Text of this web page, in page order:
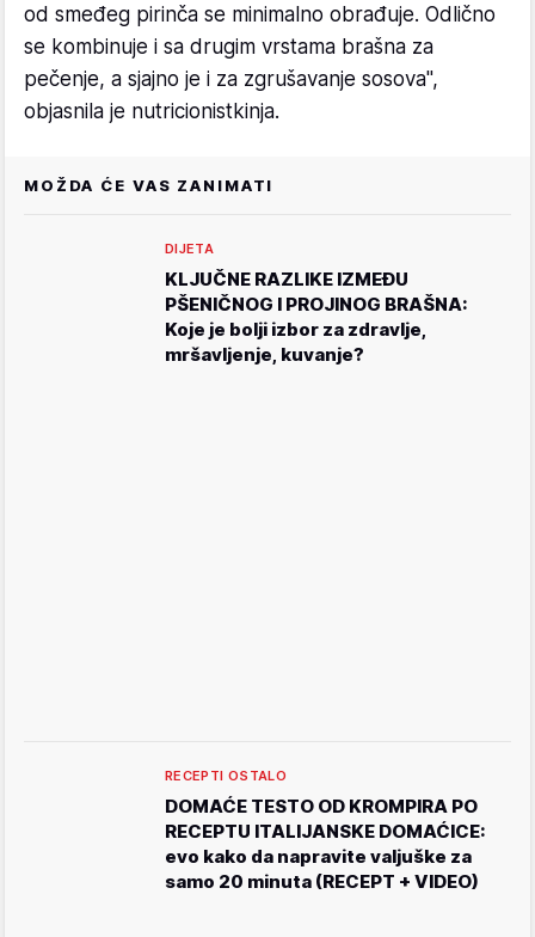
od smeđeg pirinča se minimalno obrađuje. Odlično
se kombinuje i sa drugim vrstama brašna za
pečenje, a sjajno je i za zgrušavanje sosova",
objasnila je nutricionistkinja.
MOŽDA ĆE VAS ZANIMATI
DIJETA
KLJUČNE RAZLIKE IZMEĐU
PŠENIČNOG I PROJINOG BRAŠNA:
Koje je bolji izbor za zdravlje,
mršavljenje, kuvanje?
RECEPTI OSTALO
DOMAĆE TESTO OD KROMPIRA PO
RECEPTU ITALIJANSKE DOMAĆICE:
evo kako da napravite valjuške za
samo 20 minuta (RECEPT + VIDEO)